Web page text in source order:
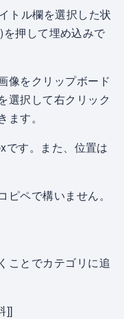
トル欄を選択した状
押して埋め込みで
像をクリップボード
選択して右クリック
す。
です。また、位置は
ペで構いません。
ことでカテゴリに追
]]